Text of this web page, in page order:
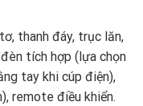
thanh đáy, trục lăn,
tích hợp (lựa chọn
tay khi cúp điện),
remote điều khiển.